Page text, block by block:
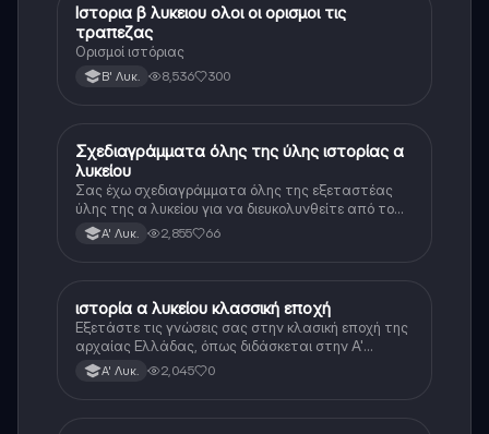
Ιστορία
Ιστορια β λυκειου ολοι οι ορισμοι τις
τραπεζας
Ορισμοί ιστόριας
Β' Λυκ. 8,536 300
Ιστορία
Σχεδιαγράμματα όλης της ύλης ιστορίας α
λυκείου
Σας έχω σχεδιαγράμματα όλης της εξεταστέας
ύλης της α λυκείου για να διευκολυνθείτε από το
τεράστιο βάρος του βιβλίου
Α' Λυκ. 2,855 66
Ιστορία
ιστορία α λυκείου κλασσική εποχή
Εξετάστε τις γνώσεις σας στην κλασική εποχή της
αρχαίας Ελλάδας, όπως διδάσκεται στην Α'
Λυκείου.Α' Λυκ. 2,045 0